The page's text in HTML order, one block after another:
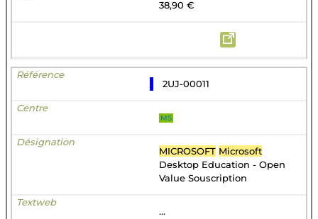
38,90 €
2UJ-00011
MS
MICROSOFT Microsoft
Desktop Education - Open
Value Souscription
...